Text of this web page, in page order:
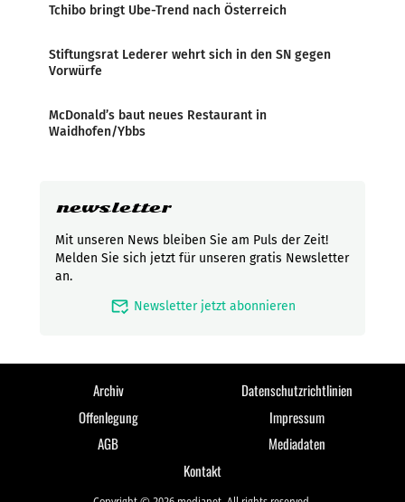
Tchibo bringt Ube-Trend nach Österreich
Stiftungsrat Lederer wehrt sich in den SN gegen
Vorwürfe
McDonald’s baut neues Restaurant in
Waidhofen/Ybbs
newsletter
Mit unseren News bleiben Sie am Puls der Zeit!
Melden Sie sich jetzt für unseren gratis Newsletter
an.
mark_email_read Newsletter jetzt abonnieren
Archiv
Datenschutzrichtlinien
Offenlegung
Impressum
AGB
Mediadaten
Kontakt